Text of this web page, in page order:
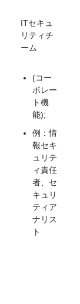
ITセキュ
リティチ
ーム
(コー
ポレー
ト機
能);
例：情
報セキ
ュリテ
ィ責任
者、セ
キュリ
ティア
ナリス
ト